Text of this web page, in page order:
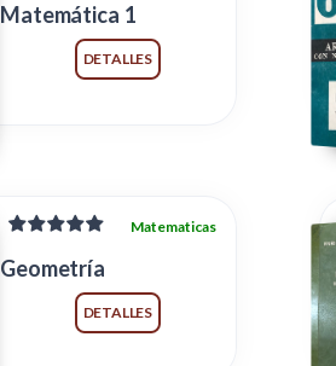
Matemática 1
DETALLES
Matematicas
Geometría
DETALLES